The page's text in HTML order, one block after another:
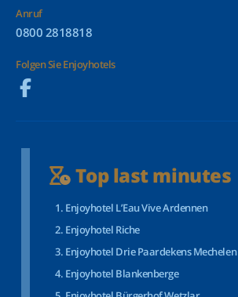
Anruf
0800 2818818
Folgen Sie Enjoyhotels
Top last minutes
Enjoyhotel L’Eau Vive Ardennen
Enjoyhotel Riche
Enjoyhotel Drie Paardekens Mechelen
Enjoyhotel Blankenberge